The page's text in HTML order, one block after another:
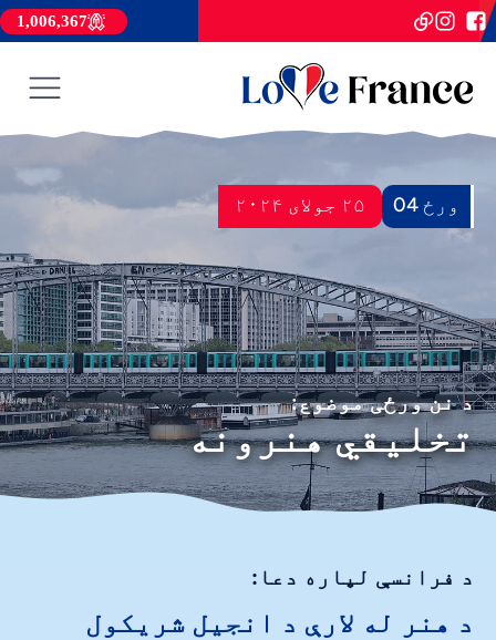
1,006,367
ورځ 04 ۲۵ جولای ۲۰۲۴
د نن ورځی موضوع:
تخلیقي هنرونه
د فرانسې لپاره دعا:
د هنر له لارې د انجیل شریکول